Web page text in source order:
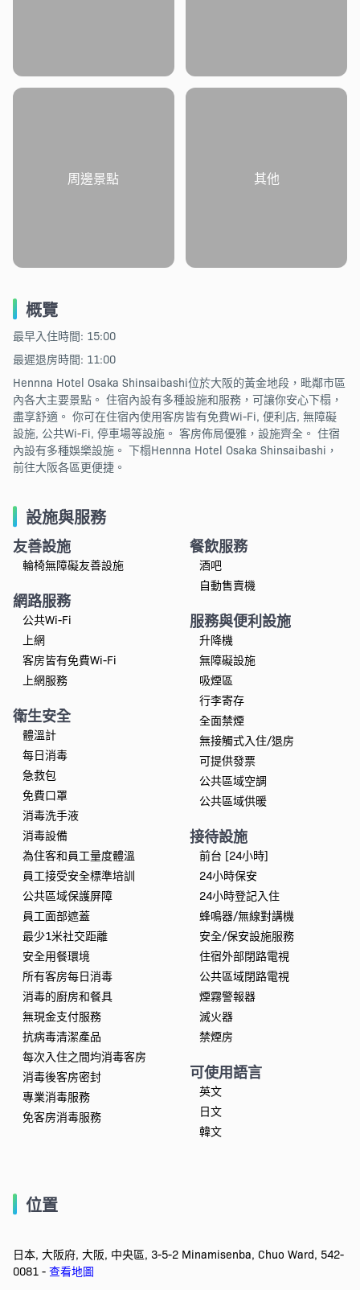
周邊景點 其他
概覽
最早入住時間: 15:00
最遲退房時間: 11:00
Hennna Hotel Osaka Shinsaibashi位於大阪的黃金地段，毗鄰市區
內各大主要景點。 住宿內設有多種設施和服務，可讓你安心下榻，
盡享舒適。 你可在住宿內使用客房皆有免費Wi-Fi, 便利店, 無障礙
設施, 公共Wi-Fi, 停車場等設施。 客房佈局優雅，設施齊全。 住宿
內設有多種娛樂設施。 下榻Hennna Hotel Osaka Shinsaibashi，
前往大阪各區更便捷。
設施與服務
友善設施
輪椅無障礙友善設施
網路服務
公共Wi-Fi
上網
客房皆有免費Wi-Fi
上網服務
衛生安全
體溫計
每日消毒
急救包
免費口罩
消毒洗手液
消毒設備
為住客和員工量度體溫
員工接受安全標準培訓
公共區域保護屏障
員工面部遮蓋
最少1米社交距離
安全用餐環境
所有客房每日消毒
消毒的廚房和餐具
無現金支付服務
抗病毒清潔產品
每次入住之間均消毒客房
消毒後客房密封
專業消毒服務
免客房消毒服務
餐飲服務
酒吧
自動售賣機
服務與便利設施
升降機
無障礙設施
吸煙區
行李寄存
全面禁煙
無接觸式入住/退房
可提供發票
公共區域空調
公共區域供暖
接待設施
前台 [24小時]
24小時保安
24小時登記入住
蜂鳴器/無線對講機
安全/保安設施服務
住宿外部閉路電視
公共區域閉路電視
煙霧警報器
滅火器
禁煙房
可使用語言
英文
日文
韓文
位置
日本, 大阪府, 大阪, 中央區, 3-5-2 Minamisenba, Chuo Ward, 542-
0081 - 查看地圖